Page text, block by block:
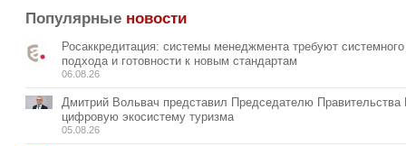
Популярные новости
Росаккредитация: системы менеджмента требуют системного
подхода и готовности к новым стандартам
06.08.26
Дмитрий Вольвач представил Председателю
цифровую экосистему туризма
05.08.26